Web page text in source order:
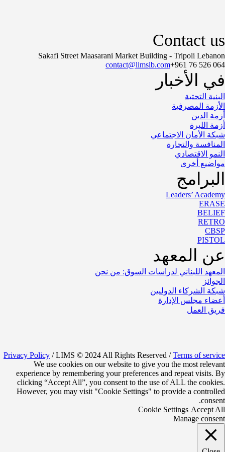
Contact us
Sakafi Street Maasarani Market Building - Tripoli Lebanon
contact@limslb.com+961 76 526 064
في الأخبار
البنية التحتية
الأزمة المصرفية
أزمة الدين
أزمة الليرة
شبكة الأمان الاجتماعي
المنافسة والتجارة
النمو الاقتصادي
مواضيع أخرى
البرامج
Leaders’ Academy
ERASE
BELIEF
RETRO
CBSP
PISTOL
عن المعهد
المعهد اللبناني لدراسات السوق: من نحن
الجوائز
شبكة الشركاء الدوليين
أعضاء مجلس الإدارة
فريق العمل
Privacy Policy / LIMS © 2024 All Rights Reserved /Terms of service
We use cookies on our website to give you the most relevant
experience by remembering your preferences and repeat visits. By
clicking “Accept All”, you consent to the use of ALL the cookies.
However, you may visit "Cookie Settings" to provide a controlled
consent.
Cookie Settings Accept All
Manage consent